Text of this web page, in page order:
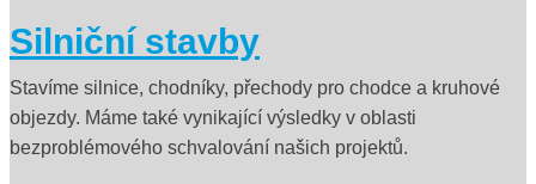
Silniční stavby
Stavíme silnice, chodníky, přechody pro chodce a kruhové
objezdy. Máme také vynikající výsledky v oblasti
bezproblémového schvalování našich projektů.